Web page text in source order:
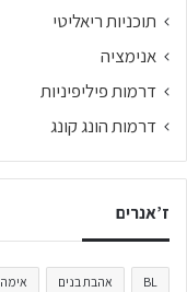
תוכניות ריאליטי
אנימציה
דרמות פיליפיניות
דרמות הונג קונג
ז’אנרים
BL אהבת בנים אימה